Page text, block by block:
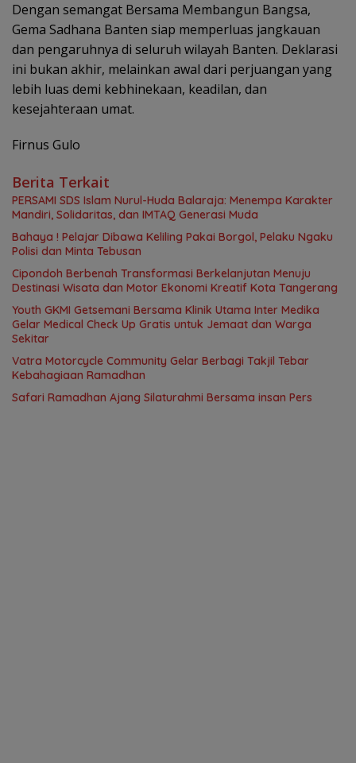
Dengan semangat Bersama Membangun Bangsa,
Gema Sadhana Banten siap memperluas jangkauan
dan pengaruhnya di seluruh wilayah Banten. Deklarasi
ini bukan akhir, melainkan awal dari perjuangan yang
lebih luas demi kebhinekaan, keadilan, dan
kesejahteraan umat.
Firnus Gulo
Berita Terkait
PERSAMI SDS Islam Nurul-Huda Balaraja: Menempa Karakter
Mandiri, Solidaritas, dan IMTAQ Generasi Muda
Bahaya ! Pelajar Dibawa Keliling Pakai Borgol, Pelaku Ngaku
Polisi dan Minta Tebusan
Cipondoh Berbenah Transformasi Berkelanjutan Menuju
Destinasi Wisata dan Motor Ekonomi Kreatif Kota Tangerang
Youth GKMI Getsemani Bersama Klinik Utama Inter Medika
Gelar Medical Check Up Gratis untuk Jemaat dan Warga
Sekitar
Vatra Motorcycle Community Gelar Berbagi Takjil Tebar
Kebahagiaan Ramadhan
Safari Ramadhan Ajang Silaturahmi Bersama insan Pers